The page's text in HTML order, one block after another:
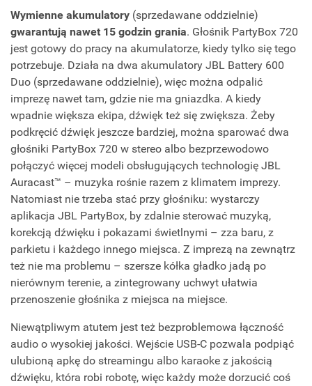
Wymienne akumulatory (sprzedawane oddzielnie)
gwarantują nawet 15 godzin grania. Głośnik PartyBox 720
jest gotowy do pracy na akumulatorze, kiedy tylko się tego
potrzebuje. Działa na dwa akumulatory JBL Battery 600
Duo (sprzedawane oddzielnie), więc można odpalić
imprezę nawet tam, gdzie nie ma gniazdka. A kiedy
wpadnie większa ekipa, dźwięk też się zwiększa. Żeby
podkręcić dźwięk jeszcze bardziej, można sparować dwa
głośniki PartyBox 720 w stereo albo bezprzewodowo
połączyć więcej modeli obsługujących technologię JBL
Auracast™ – muzyka rośnie razem z klimatem imprezy.
Natomiast nie trzeba stać przy głośniku: wystarczy
aplikacja JBL PartyBox, by zdalnie sterować muzyką,
korekcją dźwięku i pokazami świetlnymi – zza baru, z
parkietu i każdego innego miejsca. Z imprezą na zewnątrz
też nie ma problemu – szersze kółka gładko jadą po
nierównym terenie, a zintegrowany uchwyt ułatwia
przenoszenie głośnika z miejsca na miejsce.
Niewątpliwym atutem jest też bezproblemowa łączność
audio o wysokiej jakości. Wejście USB-C pozwala podpiąć
ulubioną apkę do streamingu albo karaoke z jakością
dźwięku, która robi robotę, więc każdy może dorzucić coś